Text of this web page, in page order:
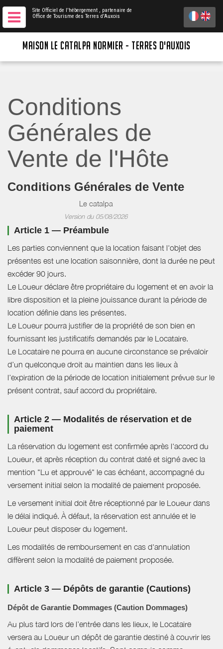
Site Officiel de l'hébergement , partenaire de
Office de Tourisme des Terres d'Auxois
MAISON LE CATALPA NORMIER - TERRES D'AUXOIS
Conditions
Générales de
Vente de l'Hôte
Conditions Générales de Vente
Le catalpa
Version du 05/08/2026
Article 1 — Préambule
Les parties conviennent que la location faisant l'objet des
présentes est une location saisonnière, dont la durée ne peut
excéder 90 jours.
Le Loueur déclare être propriétaire du logement et en avoir la
libre disposition et la pleine jouissance durant la période de
location définie dans les présentes.
Le Loueur pourra justifier de la propriété de son bien en
fournissant les justificatifs demandés par le Locataire.
Le Locataire ne pourra en aucune circonstance se prévaloir
d’un quelconque droit au maintien dans les lieux à
l’expiration de la période de location initialement prévue sur le
présent contrat, sauf accord du propriétaire.
Article 2 — Modalités de réservation et de
paiement
La réservation du logement est confirmée après l'accord du
Loueur, et après réception du contrat daté et signé avec la
mention "Lu et approuvé" le cas échéant, accompagné du
versement initial selon la modalité de paiement proposée.
Le versement initial doit être réceptionné par le Loueur dans
le délai indiqué. À défaut, la réservation est annulée et le
Loueur peut disposer du logement.
Les modalités de remboursement en cas d'annulation
diffèrent selon la modalité de paiement proposée.
Article 3 — Dépôts de garantie (Cautions)
Dépôt de Garantie Dommages (Caution Dommages)
Au plus tard lors de l’entrée dans les lieux, le Locataire
versera au Loueur un dépôt de garantie destiné à couvrir les